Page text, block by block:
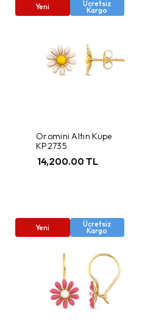
Yeni Ücretsiz
Kargo
Oromini Altın Küpe
KP2735
14,200.00 TL
Yeni Ücretsiz
Kargo